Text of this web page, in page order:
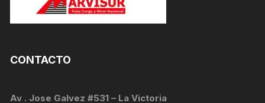
CONTACTO
Av . Jose Galvez #531 – La Victoria